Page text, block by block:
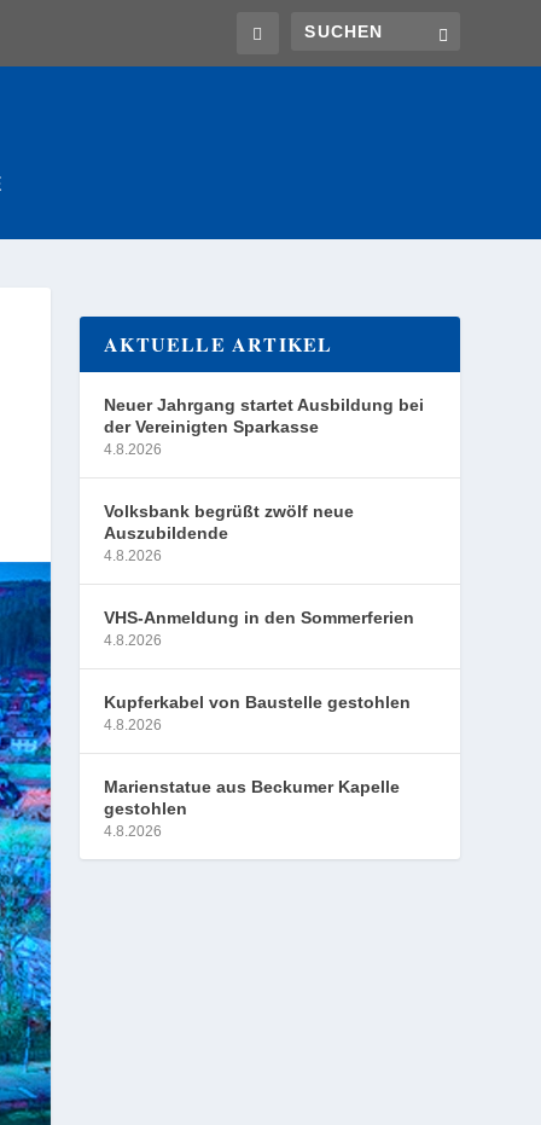
AKTUELLE ARTIKEL
Neuer Jahrgang startet Ausbildung bei
der Vereinigten Sparkasse
4.8.2026
Volksbank begrüßt zwölf neue
Auszubildende
4.8.2026
VHS-Anmeldung in den Sommerferien
4.8.2026
Kupferkabel von Baustelle gestohlen
4.8.2026
Marienstatue aus Beckumer Kapelle
gestohlen
4.8.2026